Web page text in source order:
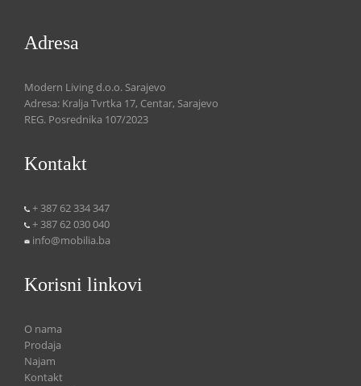
Adresa
Modern Living d.o.o. Sarajevo
Adresa: Kralja Tvrtka 17, Centar, Sarajevo
REG. Posrednika 107/2023
Kontakt
+ 387 62 334 347
+ 387 62 030 040
info@mobilia.ba
Korisni linkovi
O nama
Prodaja
Najam
Kontakt